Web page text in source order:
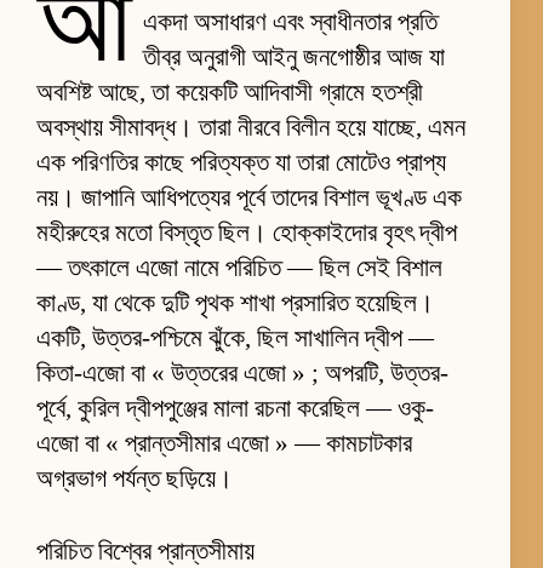
একদা অসাধারণ এবং স্বাধীনতার প্রতি
তীব্র অনুরাগী আইনু জনগোষ্ঠীর আজ যা
অবশিষ্ট আছে, তা কয়েকটি আদিবাসী গ্রামে হতশ্রী
অবস্থায় সীমাবদ্ধ। তারা নীরবে বিলীন হয়ে যাচ্ছে, এমন
এক পরিণতির কাছে পরিত্যক্ত যা তারা মোটেও প্রাপ্য
নয়। জাপানি আধিপত্যের পূর্বে তাদের বিশাল ভূখণ্ড এক
মহীরুহের মতো বিস্তৃত ছিল। হোক্কাইদোর বৃহৎ দ্বীপ
— তৎকালে এজো নামে পরিচিত — ছিল সেই বিশাল
কাণ্ড, যা থেকে দুটি পৃথক শাখা প্রসারিত হয়েছিল।
একটি, উত্তর-পশ্চিমে ঝুঁকে, ছিল সাখালিন দ্বীপ —
কিতা-এজো বা « উত্তরের এজো » ; অপরটি, উত্তর-
পূর্বে, কুরিল দ্বীপপুঞ্জের মালা রচনা করেছিল — ওকু-
এজো বা « প্রান্তসীমার এজো » — কামচাটকার
অগ্রভাগ পর্যন্ত ছড়িয়ে।
পরিচিত বিশ্বের প্রান্তসীমায়